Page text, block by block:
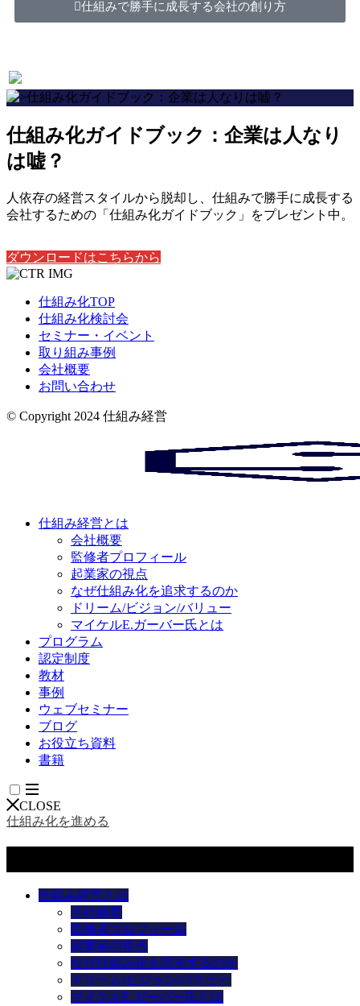
仕組みで勝手に成長する会社の創り方
仕組み化ガイドブック：企業は人なり
は嘘？
人依存の経営スタイルから脱却し、仕組みで勝手に成長する
会社するための「仕組み化ガイドブック」をプレゼント中。
ダウンロードはこちらから
仕組み化TOP
仕組み化検討会
セミナー・イベント
取り組み事例
会社概要
お問い合わせ
© Copyright 2024 仕組み経営
仕組み経営とは
会社概要
監修者プロフィール
起業家の視点
なぜ仕組み化を追求するのか
ドリーム/ビジョン/バリュー
マイケルE.ガーバー氏とは
プログラム
認定制度
教材
事例
ウェブセミナー
ブログ
お役立ち資料
書籍
CLOSE
仕組み化を進める
仕組み経営とは
会社概要
監修者プロフィール
起業家の視点
なぜ仕組み化を追求するのか
ドリーム/ビジョン/バリュー
マイケルE.ガーバー氏とは